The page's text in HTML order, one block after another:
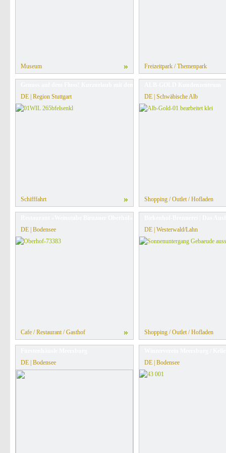
Museum » Freizeitpark / Themenpark
DE | Region Stuttgart
Schifffahrt »
DE | Schwäbische Alb
Shopping / Outlet / Hofladen
DE | Bodensee
Cafe / Restaurant / Gasthof »
DE | Westerwald/Lahn
Shopping / Outlet / Hofladen
DE | Bodensee
DE | Bodensee